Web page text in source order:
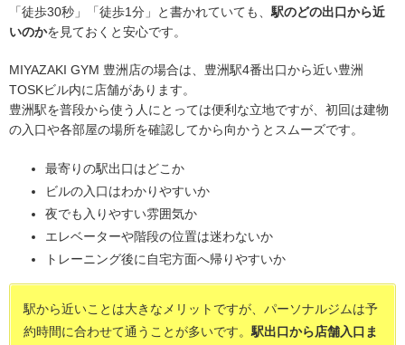
「徒歩30秒」「徒歩1分」と書かれていても、 駅のどの出口から近
いのかを見ておくと安心です。
MIYAZAKI GYM 豊洲店の場合は、豊洲駅4番出口から近い豊洲
TOSKビル内に店舗があります。
豊洲駅を普段から使う人にとっては便利な立地ですが、初回は建物
の入口や各部屋の場所を確認してから向かうとスムーズです。
最寄りの駅出口はどこか
ビルの入口はわかりやすいか
夜でも入りやすい雰囲気か
エレベーターや階段の位置は迷わないか
トレーニング後に自宅方面へ帰りやすいか
駅から近いことは大きなメリットですが、パーソナルジムは予
約時間に合わせて通うことが多いです。 駅出口から店舗入口ま